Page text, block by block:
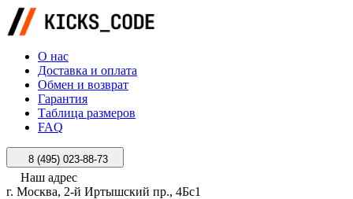
О нас
Доставка и оплата
Обмен и возврат
Гарантия
Таблица размеров
FAQ
8 (495) 023-88-73
Наш адрес
г. Москва, 2-й Иртышский пр., 4Бс1